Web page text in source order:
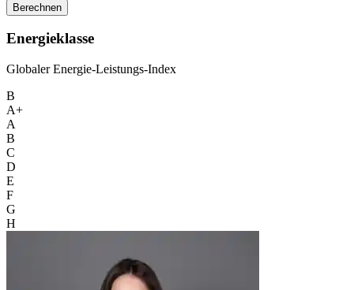
Berechnen
Energieklasse
Globaler Energie-Leistungs-Index
B
A+
A
B
C
D
E
F
G
H